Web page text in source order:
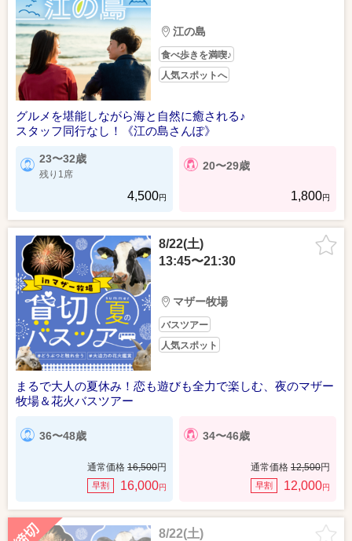
江の島
食べ歩きを満喫♪
人気スポットへ
グルメを堪能しながら海と自然に癒される♪
スタッフ同行なし！《江の島さんぽ》
23〜32歳
残り1席
4,500円
20〜29歳
1,800円
8/22(土)
13:45〜21:30
マザー牧場
バスツアー
人気スポット
まるで大人の夏休み！恋も遊びも全力で楽しむ、夜のマザー
牧場＆花火バスツアー
36〜48歳
通常価格 16,500円
早割 16,000円
34〜46歳
通常価格 12,500円
早割 12,000円
8/22(土)